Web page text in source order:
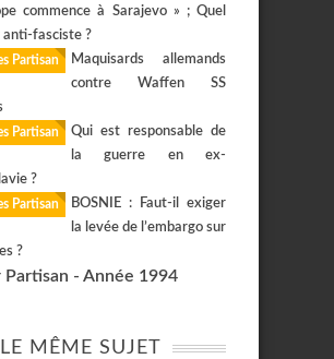
commence à Sarajevo » ; Quel
anti-fasciste ?
Partisan
Maquisards allemands
contre Waffen SS
Partisan
Qui est responsable de
la guerre en ex-
?
Partisan
BOSNIE : Faut-il exiger
la levée de l’embargo sur
?
Partisan - Année 1994
MÊME SUJET